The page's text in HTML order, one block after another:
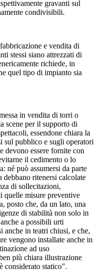
gravanti sul
condivisibili.
e vendita di
stessi siano attrezzati di
richiede, in
quel tipo di impianto sia
in vendita di torri o
scene per il supporto di
essendone chiara la
sul pubblico e sugli operatori
devono essere fornite con
il cedimento o lo
né può assumersi da parte
debbano ritenersi calcolate
di sollecitazioni,
quelle misure preventive
posto che, da un lato, una
di stabilità non solo in
a possibili urti
anche in teatri chiusi, e che,
vengono installate anche in
ad uso
più chiara illustrazione
considerato statico".